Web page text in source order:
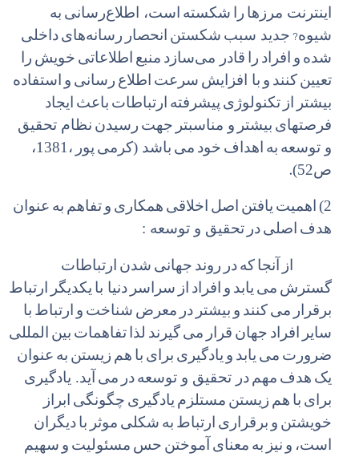
اینترنت مرزها را شکسته است، اطلاعرسانی به
شیوه? جدید سبب شکستن انحصار رسانههایداخلی
شده و افراد را قادر میسازد منبع اطلاعاتی خویش را
تعیینکنند و با افزایش سرعت اطلاع رسانی و استفاده
بیشتر
از تکنولوژی پیشرفته ارتباطات باعث ایجاد
فرصتهای بیشتر و مناسبتر جهت رسیدن نظام تحقیق
و توسعه به اهداف خود می باشد (کرمی پور
،1381،
ص52)
.
2) اهمیت یافتن اصل اخلاقی همکاری وتفاهم به عنوان
هدف اصلیدر تحقیق و توسعه :
از آنجاکهدر روند جهانی شدن ارتباطات
گسترش می یابد و افراد از سراسر دنیا با یکدیگر ارتباط
برقرار میکنند و بیشتر در معرض شناخت و ارتباط با
سایر افراد جهان قرار میگیرند لذا تفاهمات بین المللی
ضرورت می یابد و یادگیری برای با هم زیستن به عنوان
یک هدف مهم در تحقیق و توسعهدر می آید. یادگیری
برای با هم زیستن مستلزم یادگیری چگونگی ابراز
خویشتن و برقراری ارتباط به شکلی موثر بادیگران
است، و نیز به معنای آموختن حس مسئولیت و سهیم